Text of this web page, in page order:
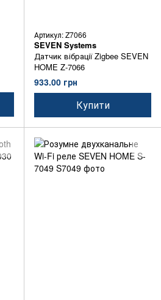
Артикул: Z7066
SEVEN Systems
Датчик вібрації Zigbee SEVEN
HOME Z-7066
933.00 грн
Купити